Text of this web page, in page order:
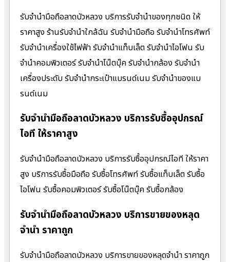
รับจำนำมือถือลาดบัวหลวง บริการรับจำนำของทุกชนิด ให้
ราคาสูง ร้านรับจํานําใกล้ฉัน รับจำนำมือถือ รับจำนำโทรศัพท์
รับจำนำเครื่องใช้ไฟฟ้า รับจำนำแท็บเล็ต รับจำนำไอโฟน รับ
จำนำคอมพิวเตอร์ รับจำนำโน๊ตบุ๊ค รับจำนำกล้อง รับจำนำ
เครื่องประดับ รับจำนำกระเป๋าแบรนด์เนม รับจำนำของแบ
รนด์เนม
รับจำนำมือถือลาดบัวหลวง บริการรับซื้ออุปกรณ์
ไอที ให้ราคาสูง
รับจำนำมือถือลาดบัวหลวง บริการรับซื้ออุปกรณ์ไอที ให้ราคา
สูง บริการรับซื้อมือถือ รับซื้อโทรศัพท์ รับซื้อแท็บเล็ต รับซื้อ
ไอโฟน รับซื้อคอมพิวเตอร์ รับซื้อโน๊ตบุ๊ค รับซื้อกล้อง
รับจำนำมือถือลาดบัวหลวง บริการขายของหลุด
จำนำ ราคาถูก
รับจำนำมือถือลาดบัวหลวง บริการขายของหลุดจำนำ ราคาถูก